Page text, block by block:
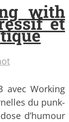
with
et
avec Working
du punk-
d’humour